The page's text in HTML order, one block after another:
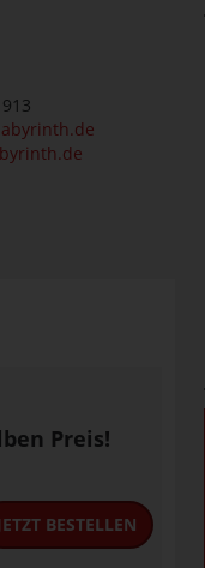
Preis!
BESTELLEN